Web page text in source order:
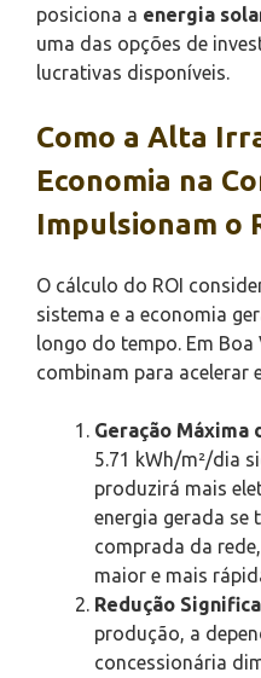
posiciona a energia
uma das opções de
lucrativas disponíveis.
Como a Alta
Economia na
Impulsionam o
O cálculo do ROI
sistema e a economia
longo do tempo. Em
combinam para acelerar
Geração Máxima
5.71 kWh/m²/dia
produzirá mais
energia gerada se
comprada da
maior e mais
Redução
produção, a
concessionária